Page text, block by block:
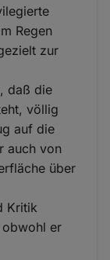
Regen
zur
daß die
völlig
auf die
auch von
über
Kritik
er